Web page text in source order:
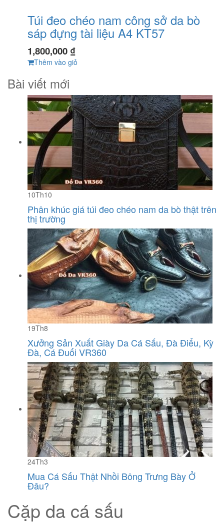
Túi đeo chéo nam công sở da bò
sáp đựng tài liệu A4 KT57
1,800,000 ₫
Thêm vào giỏ
Bài viết mới
10Th10
Phân khúc giá túi đeo chéo nam da bò thật trên
thị trường
19Th8
Xưởng Sản Xuất Giày Da Cá Sấu, Đà Điểu, Kỳ
Đà, Cá Đuối VR360
24Th3
Mua Cá Sấu Thật Nhồi Bông Trưng Bày Ở
Đâu?
Cặp da cá sấu